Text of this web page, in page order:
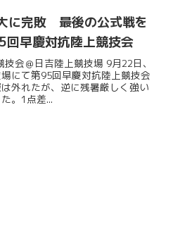
に完敗 最後の公式戦を
早慶対抗陸上競技会
会＠日吉陸上競技場 9月22日、
にて第95回早慶対抗陸上競技会
外れたが、逆に残暑厳しく強い
。1点差...